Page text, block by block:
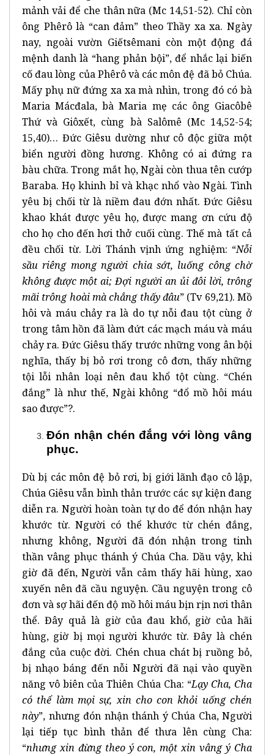
mảnh vải để che thân nữa (Mc 14,51-52). Chỉ còn
ông Phêrô là “can đảm” theo Thầy xa xa. Ngày
nay, ngoài vườn Giếtsêmani còn một động đá
mệnh danh là “hang phản bội”, để nhắc lại biến
cố đau lòng của Phêrô và các môn đệ đã bỏ Chúa.
Mấy phụ nữ đứng xa xa mà nhìn, trong đó có bà
Maria Mácđala, bà Maria mẹ các ông Giacôbê
Thứ và Giôxết, cùng bà Salômê (Mc 14,52-54;
15,40)… Đức Giêsu dường như cô độc giữa một
biển người đồng hương. Không có ai đứng ra
bàu chữa. Trong mắt họ, Ngài còn thua tên cướp
Baraba. Họ khinh bỉ và khạc nhổ vào Ngài. Tình
yêu bị chối từ là niềm đau đớn nhất. Đức Giêsu
khao khát được yêu họ, được mang ơn cứu độ
cho họ cho đến hơi thở cuối cùng. Thế mà tất cả
đều chối từ. Lời Thánh vịnh ứng nghiệm: “Nỗi
sầu riêng mong người chia sớt, luống công chờ
không được một ai; Đợi người an ủi đôi lời, trông
mãi trông hoài mà chẳng thấy đâu” (Tv 69,21). Mồ
hôi và máu chảy ra là do tự nỗi đau tột cùng ở
trong tâm hồn đã làm đứt các mạch máu và máu
chảy ra. Đức Giêsu thấy trước những vong ân bội
nghĩa, thấy bị bỏ rơi trong cô đơn, thấy những
tội lỗi nhân loại nên đau khổ tột cùng. “Chén
đắng” là như thế, Ngài không “đổ mồ hôi máu
sao được”?.
Đón nhận chén đắng với lòng vâng
phục.
Dù bị các môn đệ bỏ rơi, bị giới lãnh đạo cô lập,
Chúa Giêsu vẫn bình thản trước các sự kiện đang
diễn ra. Người hoàn toàn tự do để đón nhận hay
khước từ. Người có thể khước từ chén đắng,
nhưng không, Người đã đón nhận trong tinh
thần vâng phục thánh ý Chúa Cha. Dầu vậy, khi
giờ đã đến, Người vẫn cảm thấy hãi hùng, xao
xuyến nên đã cầu nguyện. Cầu nguyện trong cô
đơn và sợ hãi đến độ mồ hôi máu bịn rịn nơi thân
thể. Đây quả là giờ của đau khổ, giờ của hãi
hùng, giờ bị mọi người khước từ. Đây là chén
đắng của cuộc đời. Chén chua chát bị ruồng bỏ,
bị nhạo báng đến nỗi Người đã nại vào quyền
năng vô biên của Thiên Chúa Cha: “Lạy Cha, Cha
có thể làm mọi sự, xin cho con khỏi uống chén
này”, nhưng đón nhận thánh ý Chúa Cha, Người
lại tiếp tục bình thản để thưa lên cùng Cha:
“nhưng xin đừng theo ý con, một xin vâng ý Cha